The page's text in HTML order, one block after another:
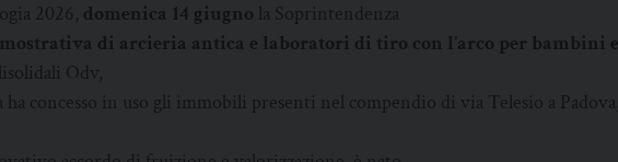
2026, domenica 14 giugno la Soprintendenza
di arcieria antica e laboratori di tiro con l’arco per bambini
Odv,
ha concesso in uso gli immobili presenti nel compendio di via Telesio a